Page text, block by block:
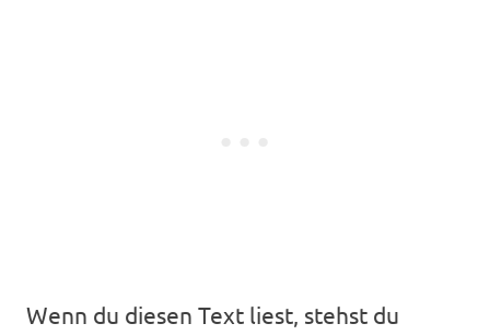
Wenn du diesen Text liest, stehst du